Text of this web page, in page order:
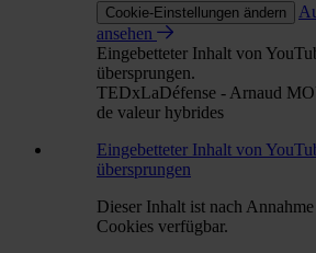
Cookie-Einstellungen ändern
ansehen
Eingebetteter Inhalt von
übersprungen.
TEDxLaDéfense - Arnaud
de valeur hybrides
Eingebetteter Inhalt von
übersprungen
Dieser Inhalt ist nach
Cookies verfügbar.